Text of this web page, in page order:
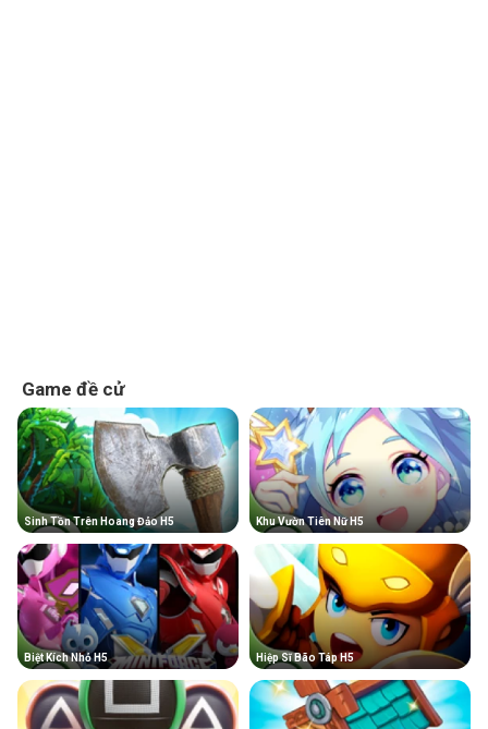
Game đề cử
Sinh Tồn Trên Hoang Đảo H5 Khu Vườn Tiên Nữ H5
Biệt Kích Nhỏ H5 Hiệp Sĩ Bão Táp H5